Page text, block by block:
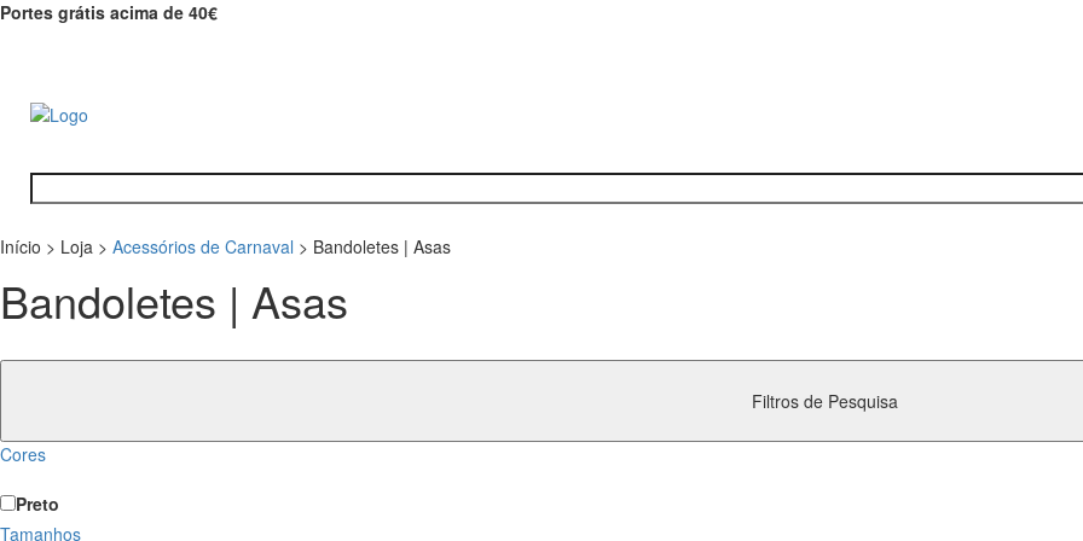
Portes grátis acima de 40€
Início > Loja > Acessórios de Carnaval > Bandoletes | Asas
Bandoletes | Asas
Filtros de Pesquisa
Cores
Preto
Tamanhos